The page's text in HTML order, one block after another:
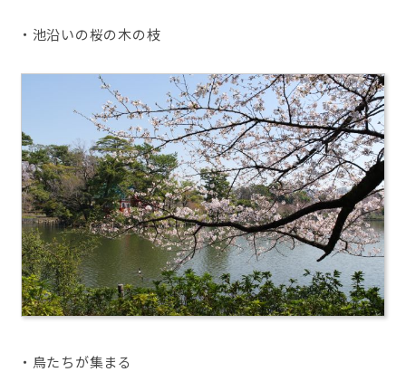
・池沿いの桜の木の枝
・鳥たちが集まる